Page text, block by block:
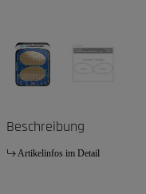
Beschreibung
Artikelinfos im Detail